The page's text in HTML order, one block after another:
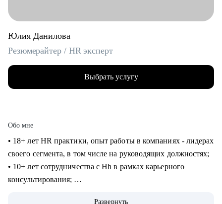
Юлия Данилова
Резюмерайтер / HR эксперт
Выбрать услугу
Обо мне
• 18+ лет HR практики, опыт работы в компаниях - лидерах
своего сегмента, в том числе на руководящих должностях;
• 10+ лет сотрудничества с Hh в рамках карьерного
консультирования;
Развернуть